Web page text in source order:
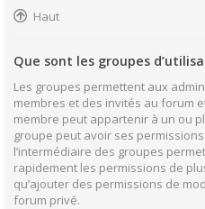
Haut
Que sont les groupes
Les groupes permettent aux
membres et des invités au forum
membre peut appartenir à un ou
groupe peut avoir ses
l’intermédiaire des groupes
rapidement les permissions de
qu’ajouter des permissions de
forum privé.